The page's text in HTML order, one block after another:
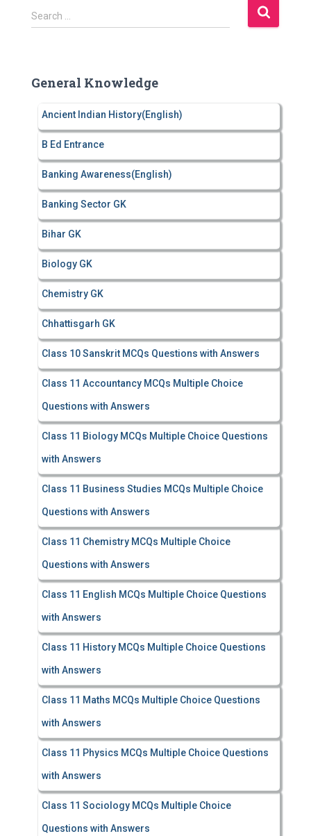
S
e
h
Search …
General Knowledge
Ancient Indian History(English)
B Ed Entrance
Banking Awareness(English)
Banking Sector GK
Bihar GK
Biology GK
Chemistry GK
Chhattisgarh GK
Class 10 Sanskrit MCQs Questions with Answers
Class 11 Accountancy MCQs Multiple Choice
Questions with Answers
Class 11 Biology MCQs Multiple Choice Questions
with Answers
Class 11 Business Studies MCQs Multiple Choice
Questions with Answers
Class 11 Chemistry MCQs Multiple Choice
Questions with Answers
Class 11 English MCQs Multiple Choice Questions
with Answers
Class 11 History MCQs Multiple Choice Questions
with Answers
Class 11 Maths MCQs Multiple Choice Questions
with Answers
Class 11 Physics MCQs Multiple Choice Questions
with Answers
Class 11 Sociology MCQs Multiple Choice
Questions with Answers